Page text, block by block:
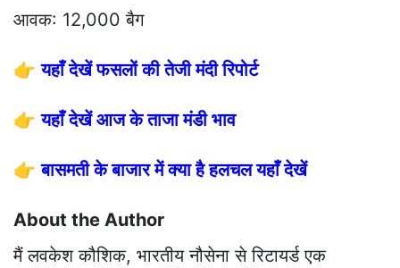
आवक: 12,000 बैग
👉यहाँ देखें फसलों की तेजी मंदी रिपोर्ट
👉यहाँ देखें आज के ताजा मंडी भाव
👉बासमती के बाजार में क्या है हलचल यहाँ देखें
About the Author
मैं लवकेश कौशिक, भारतीय नौसेना से रिटायर्ड एक